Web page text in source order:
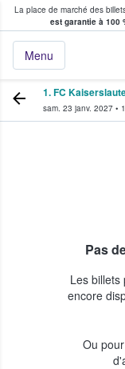
La place de marché des
est garantie à 100
Menu
fans
1. FC
sam. 23 janv. 2027 •
Pas
Les billets
encore
Ou